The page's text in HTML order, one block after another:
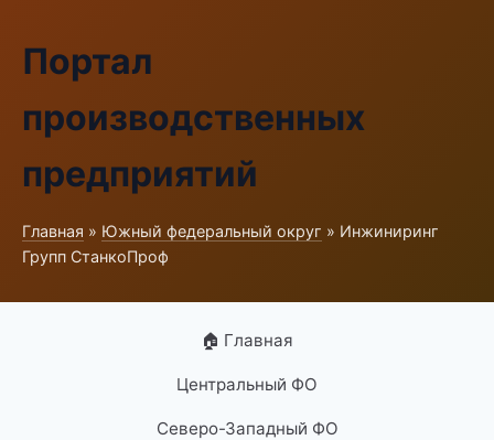
Портал
производственных
предприятий
Главная » Южный федеральный округ » Инжиниринг
Групп СтанкоПроф
🏠 Главная
Центральный ФО
Северо-Западный ФО